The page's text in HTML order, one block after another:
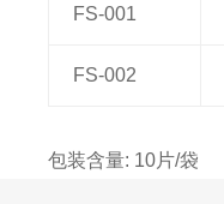
FS-001
FS-002
包装含量: 10片/袋